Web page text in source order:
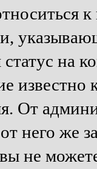
на
известно
От
него же
не